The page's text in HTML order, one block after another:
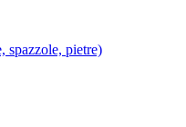
spazzole, pietre)